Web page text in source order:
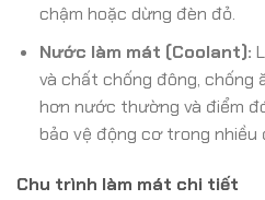
chậm hoặc dừng đèn đỏ.
Nước làm mát (Coolant):
và chất chống đông, chống
hơn nước thường và điểm
bảo vệ động cơ trong nhiều
Chu trình làm mát chi tiết